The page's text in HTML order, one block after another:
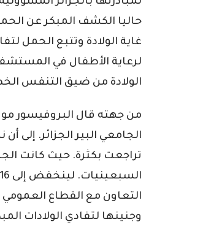
حاليا الكشف المبكر عن
غاية الولادة وتتبع الحمل
لرعاية الأطفال في
الولادة من ضيق التنفس
من جهته قال البروفيسور
الجامعي البير الجزائر. إلى
التعاون مع القطاع العمومي
وجنينها لتفادي الولادات